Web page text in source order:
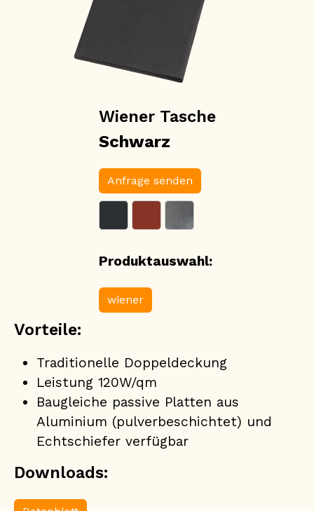
Wiener Tasche
Schwarz
Anfrage senden
Produktauswahl:
wiener
Vorteile:
Traditionelle Doppeldeckung
Leistung 120W/qm
Baugleiche passive Platten aus
Aluminium (pulverbeschichtet) und
Echtschiefer verfügbar
Downloads: